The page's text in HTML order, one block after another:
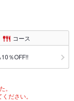
コース
％OFF!!
。
ださい。